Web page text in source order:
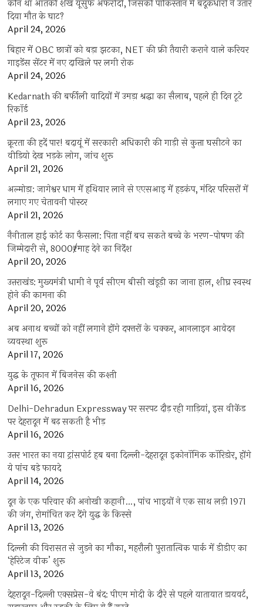
कौन था आतंकी शेख यूसुफ अफरीदी, जिसकी पाकिस्तान में बंदूकधारी ने उतार
दिया मौत के घाट?
April 24, 2026
बिहार में OBC छात्रों को बड़ा झटका, NET की फ्री तैयारी कराने वाले करियर
गाइडेंस सेंटर में नए दाखिले पर लगी रोक
April 24, 2026
Kedarnath की बर्फीली वादियों में उमड़ा श्रद्धा का सैलाब, पहले ही दिन टूटे
रिकॉर्ड
April 23, 2026
क्रूरता की हदें पार! बदायूं में सरकारी अधिकारी की गाड़ी से कुत्ता घसीटने का
वीडियो देख भड़के लोग, जांच शुरू
April 21, 2026
अल्मोड़ा: जागेश्वर धाम में हथियार लाने से एएसआइ में हड़कंप, मंदिर परिसरों में
लगाए गए चेतावनी पोस्टर
April 21, 2026
नैनीताल हाई कोर्ट का फैसला: पिता नहीं बच सकते बच्चे के भरण-पोषण की
जिम्मेदारी से, 8000₹/माह देने का निर्देश
April 20, 2026
उत्तराखंड: मुख्यमंत्री धामी ने पूर्व सीएम बीसी खंडूड़ी का जाना हाल, शीघ्र स्वस्थ
होने की कामना की
April 20, 2026
अब अनाथ बच्चों को नहीं लगाने होंगे दफ्तरों के चक्कर, आनलाइन आवेदन
व्यवस्था शुरू
April 17, 2026
युद्ध के तूफान में बिजनेस की कश्ती
April 16, 2026
Delhi-Dehradun Expressway पर सरपट दौड़ रही गाड़ियां, इस वीकेंड
पर देहरादून में बढ़ सकती है भीड़
April 16, 2026
उत्तर भारत का नया ट्रांसपोर्ट हब बना दिल्ली-देहरादून इकोनॉमिक कॉरिडोर, होंगे
ये पांच बड़े फायदे
April 14, 2026
दून के एक परिवार की अनोखी कहानी…, पांच भाइयों ने एक साथ लड़ी 1971
की जंग, रोमांचित कर देंगे युद्ध के किस्से
April 13, 2026
दिल्ली की विरासत से जुड़ने का मौका, महरौली पुरातात्विक पार्क में डीडीए का
‘हेरिटेज वीक’ शुरू
April 13, 2026
देहरादून-दिल्ली एक्सप्रेस-वे बंद: पीएम मोदी के दौरे से पहले यातायात डायवर्ट,